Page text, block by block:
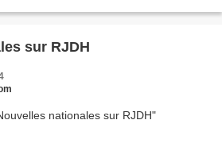
sur RJDH